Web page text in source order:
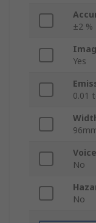
±2 %
Yes
0.01
No
No